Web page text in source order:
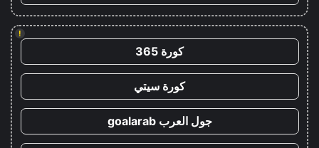
!
كورة 365
كورة سيتي
جول العرب goalarab